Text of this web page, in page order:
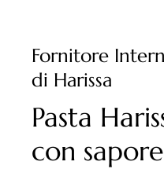
Fornitore
di Harissa
Pasta
con